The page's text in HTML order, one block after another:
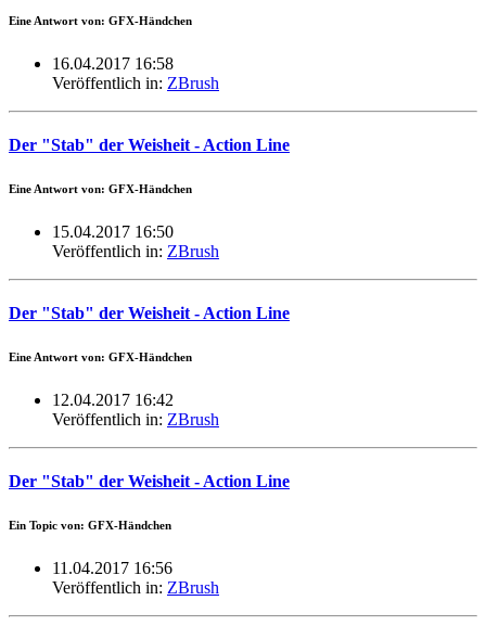
Eine Antwort von: GFX-Händchen
16.04.2017 16:58
Veröffentlich in: ZBrush
Der "Stab" der Weisheit - Action Line
Eine Antwort von: GFX-Händchen
15.04.2017 16:50
Veröffentlich in: ZBrush
Der "Stab" der Weisheit - Action Line
Eine Antwort von: GFX-Händchen
12.04.2017 16:42
Veröffentlich in: ZBrush
Der "Stab" der Weisheit - Action Line
Ein Topic von: GFX-Händchen
11.04.2017 16:56
Veröffentlich in: ZBrush